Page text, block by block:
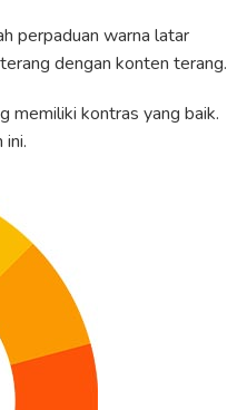
perpaduan warna latar
dengan konten terang.
memiliki kontras yang baik.